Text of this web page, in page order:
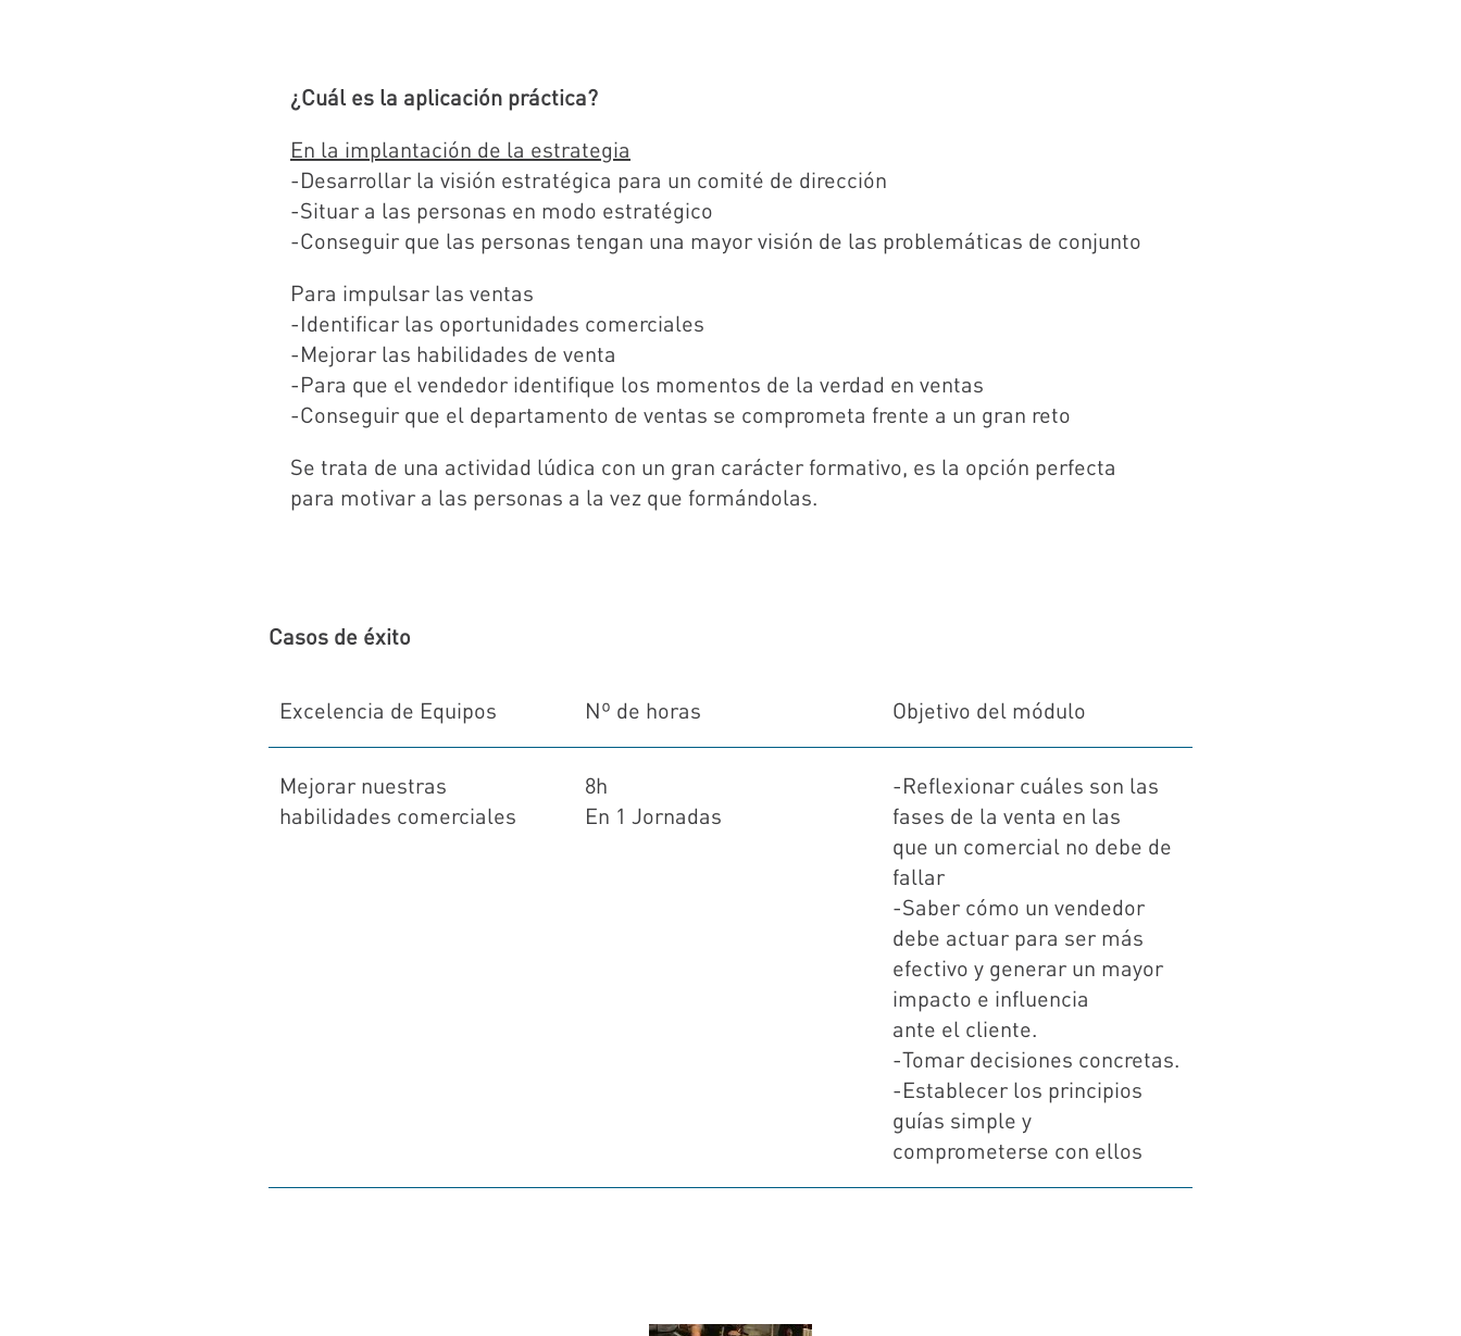
¿Cuál es la aplicación práctica?
En la implantación de la estrategia
-Desarrollar la visión estratégica para un comité de dirección
-Situar a las personas en modo estratégico
-Conseguir que las personas tengan una mayor visión de las problemáticas de conjunto
Para impulsar las ventas
-Identificar las oportunidades comerciales
-Mejorar las habilidades de venta
-Para que el vendedor identifique los momentos de la verdad en ventas
-Conseguir que el departamento de ventas se comprometa frente a un gran reto
Se trata de una actividad lúdica con un gran carácter formativo, es la opción perfecta
para motivar a las personas a la vez que formándolas.
Casos de éxito
Excelencia de Equipos Nº de horas Objetivo del módulo
Mejorar nuestras
habilidades comerciales
8h
En 1 Jornadas
-Reflexionar cuáles son las
fases de la venta en las
que un comercial no debe de
fallar
-Saber cómo un vendedor
debe actuar para ser más
efectivo y generar un mayor
impacto e influencia
ante el cliente.
-Tomar decisiones concretas.
-Establecer los principios
guías simple y
comprometerse con ellos